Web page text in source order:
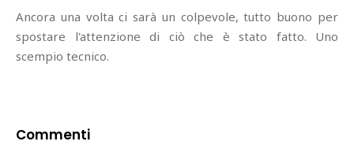
Ancora una volta ci sarà un colpevole, tutto buono per
spostare l'attenzione di ciò che è stato fatto. Uno
scempio tecnico.
Commenti